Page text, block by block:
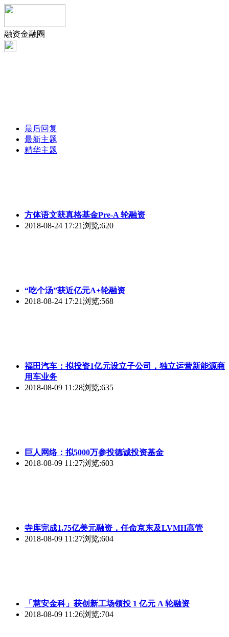
融资金融圈
最后回复
最新主题
精华主题
方体语文获真格基金Pre-A 轮融资
2018-08-24 17:21浏览:620
“吃个汤”获近亿元A+轮融资
2018-08-24 17:21浏览:568
福田汽车：拟投资1亿元设立子公司，独立运营新能源商
用车业务
2018-08-09 11:28浏览:635
巨人网络：拟5000万参投德诚投资基金
2018-08-09 11:27浏览:603
寺库完成1.75亿美元融资，任命京东及LVMH高管
2018-08-09 11:27浏览:604
「慧安金科」获创新工场领投 1 亿元 A 轮融资
2018-08-09 11:26浏览:704